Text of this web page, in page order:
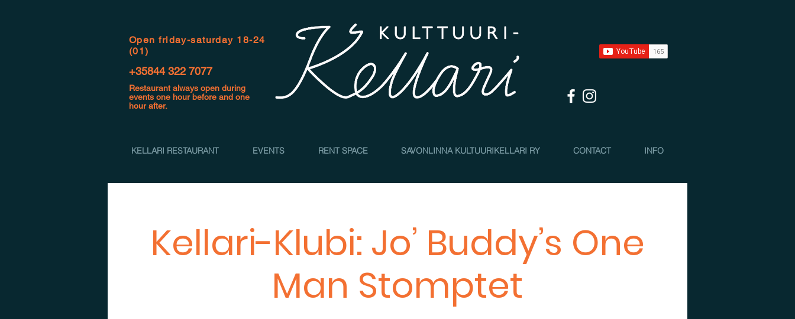
Open friday-saturday 18-24
(01)
+35844 322 7077
Restaurant always open during
events one hour before and one
hour after.
KELLARI RESTAURANT EVENTS RENT SPACE SAVONLINNA KULTUURIKELLARI RY CONTACT INFO
Kellari-Klubi: Jo’ Buddy’s One
Man Stomptet